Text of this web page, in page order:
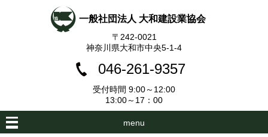
一般社団法人 大和建設業協会
〒242-0021
神奈川県大和市中央5-1-4
046-261-9357
受付時間 9:00～12:00
13:00～17：00
menu